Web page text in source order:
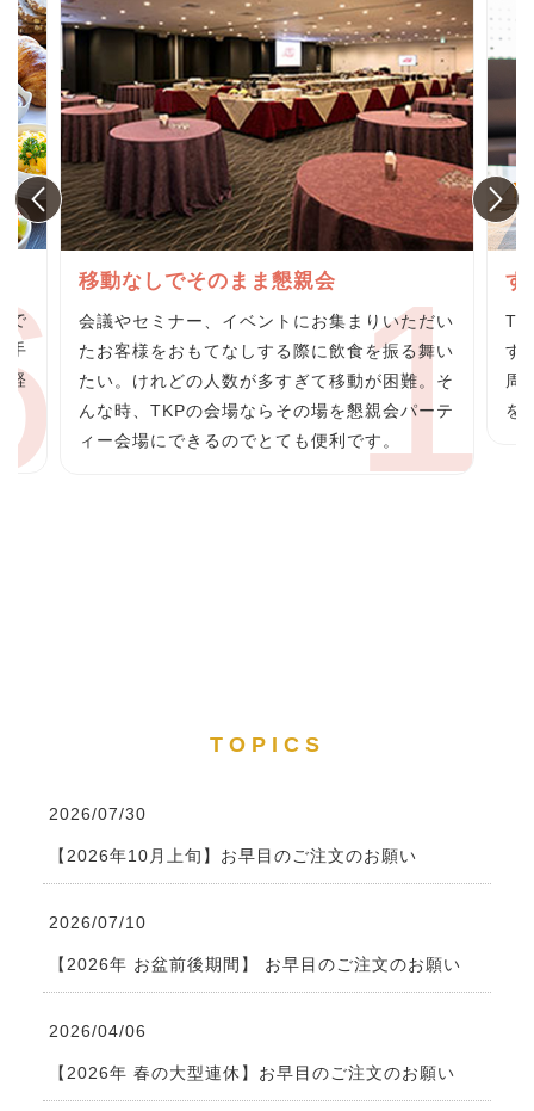
で
手
軽
移動なしでそのまま懇親会
会議やセミナー、イベントにお集まりいただい
たお客様をおもてなしする際に飲食を振る舞い
たい。けれどの人数が多すぎて移動が困難。そ
んな時、TKPの会場ならその場を懇親会パーテ
ィー会場にできるのでとても便利です。
す
す
周
を
TOPICS
2026/07/30
【2026年10月上旬】お早目のご注文のお願い
2026/07/10
【2026年 お盆前後期間】 お早目のご注文のお願い
2026/04/06
【2026年 春の大型連休】お早目のご注文のお願い